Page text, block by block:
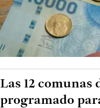
Las 12 comunas
programado